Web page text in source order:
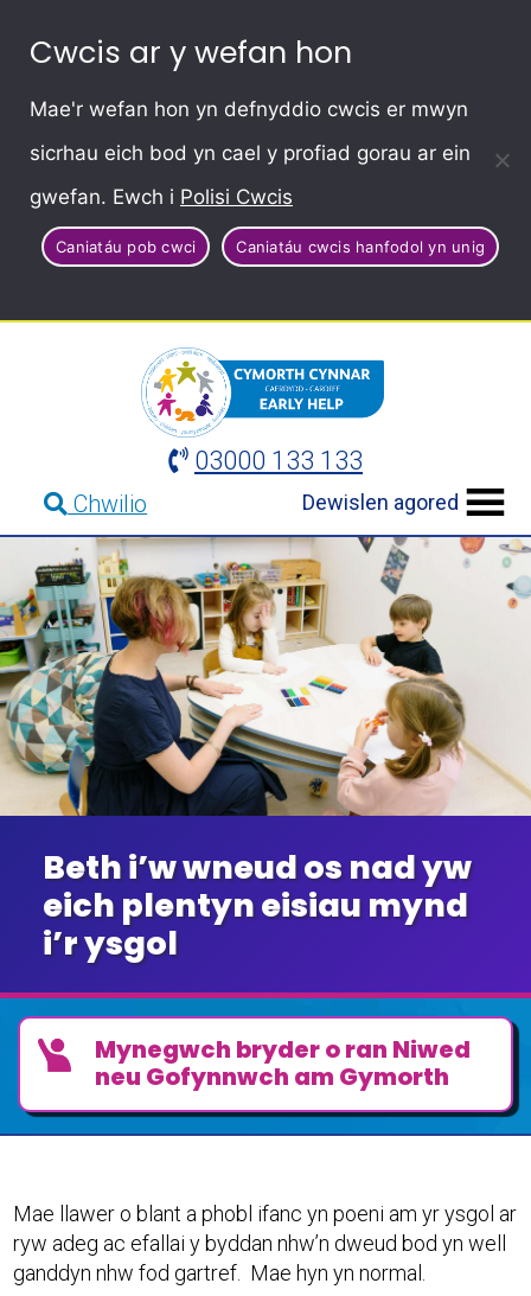
Cwcis ar y wefan hon
Mae'r wefan hon yn defnyddio cwcis er mwyn
sicrhau eich bod yn cael y profiad gorau ar ein
gwefan. Ewch i Polisi Cwcis
Caniatáu pob cwci Caniatáu cwcis hanfodol yn unig
03000 133 133
Chwilio Dewislen agored
Beth i’w wneud os nad yw
eich plentyn eisiau mynd
i’r ysgol
Mynegwch bryder o ran Niwed
neu Gofynnwch am Gymorth
Mae llawer o blant a phobl ifanc yn poeni am yr ysgol ar
ryw adeg ac efallai y byddan nhw’n dweud bod yn well
ganddyn nhw fod gartref. Mae hyn yn normal.